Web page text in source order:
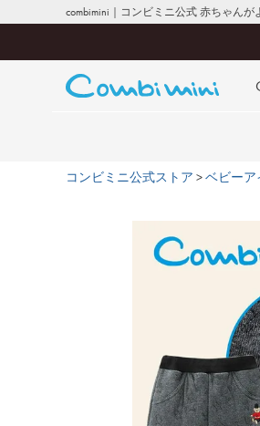
combimini｜コンビミニ公式 赤ちゃん
コンビミニ公式ストア ベビーア